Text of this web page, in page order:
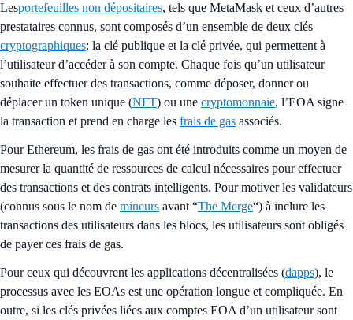
Lesportefeuilles non dépositaires, tels que MetaMask et ceux d’autres
prestataires connus, sont composés d’un ensemble de deux clés
cryptographiques: la clé publique et la clé privée, qui permettent à
l’utilisateur d’accéder à son compte. Chaque fois qu’un utilisateur
souhaite effectuer des transactions, comme déposer, donner ou
déplacer un token unique (NFT) ou une cryptomonnaie, l’EOA signe
la transaction et prend en charge les frais de gas associés.
Pour Ethereum, les frais de gas ont été introduits comme un moyen de
mesurer la quantité de ressources de calcul nécessaires pour effectuer
des transactions et des contrats intelligents. Pour motiver les validateurs
(connus sous le nom de mineurs avant “The Merge“) à inclure les
transactions des utilisateurs dans les blocs, les utilisateurs sont obligés
de payer ces frais de gas.
Pour ceux qui découvrent les applications décentralisées (dapps), le
processus avec les EOAs est une opération longue et compliquée. En
outre, si les clés privées liées aux comptes EOA d’un utilisateur sont